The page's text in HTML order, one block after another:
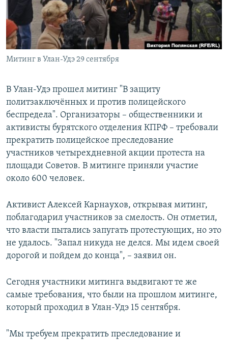
СОЦИАЛЬНЫЕ СЕТИ
Все сайты РСЕ/РС
Митинг в Улан-Удэ 29 сентября
В Улан-Удэ прошел митинг "В защиту
политзаключённых и против полицейского
беспредела". Организаторы – общественники и
активисты бурятского отделения КПРФ – требовали
прекратить полицейское преследование
участников четырехдневной акции протеста на
площади Советов. В митинге приняли участие
около 600 человек.
Активист Алексей Карнаухов, открывая митинг,
поблагодарил участников за смелость. Он отметил,
что власти пытались запугать протестующих, но это
не удалось. "Запал никуда не делся. Мы идем своей
дорогой и пойдем до конца", – заявил он.
Сегодня участники митинга выдвигают те же
самые требования, что были на прошлом митинге,
который проходил в Улан-Удэ 15 сентября.
"Мы требуем прекратить преследование и